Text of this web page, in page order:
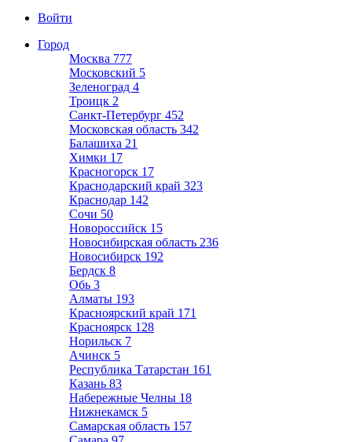
Войти
Город
Москва 777
Московский 5
Зеленоград 4
Троицк 2
Санкт-Петербург 452
Московская область 342
Балашиха 21
Химки 17
Красногорск 17
Краснодарский край 323
Краснодар 142
Сочи 50
Новороссийск 15
Новосибирская область 236
Новосибирск 192
Бердск 8
Обь 3
Алматы 193
Красноярский край 171
Красноярск 128
Норильск 7
Ачинск 5
Республика Татарстан 161
Казань 83
Набережные Челны 18
Нижнекамск 5
Самарская область 157